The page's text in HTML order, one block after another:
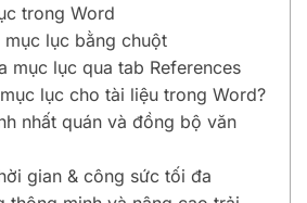
trong Word
mục lục bằng chuột
mục lục qua tab References
lục cho tài liệu trong Word?
nhất quán và đồng bộ văn
gian & công sức tối đa